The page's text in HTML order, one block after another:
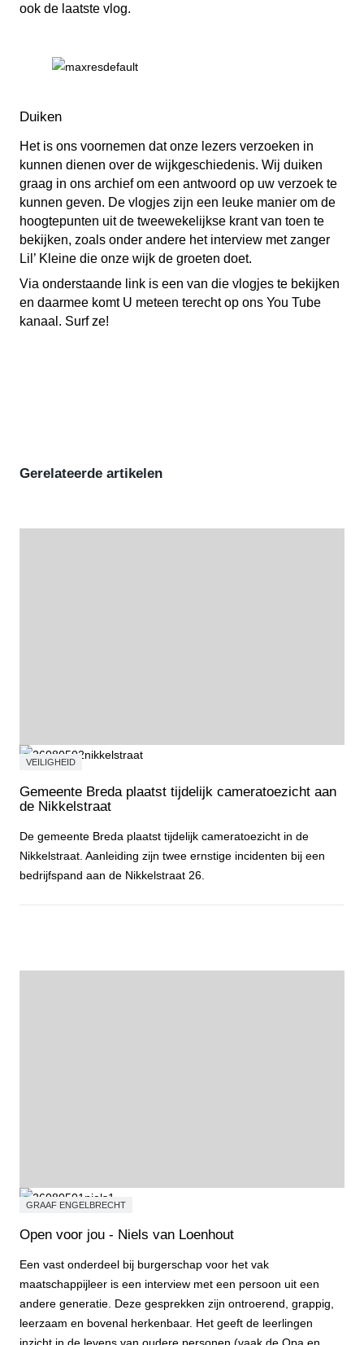
ook de laatste vlog.
Duiken
Het is ons voornemen dat onze lezers verzoeken in
kunnen dienen over de wijkgeschiedenis. Wij duiken
graag in ons archief om een antwoord op uw verzoek te
kunnen geven. De vlogjes zijn een leuke manier om de
hoogtepunten uit de tweewekelijkse krant van toen te
bekijken, zoals onder andere het interview met zanger
Lil’ Kleine die onze wijk de groeten doet.
Via onderstaande link is een van die vlogjes te bekijken
en daarmee komt U meteen terecht op ons You Tube
kanaal. Surf ze!
Gerelateerde artikelen
VEILIGHEID
Gemeente Breda plaatst tijdelijk cameratoezicht aan
de Nikkelstraat
De gemeente Breda plaatst tijdelijk cameratoezicht in de
Nikkelstraat. Aanleiding zijn twee ernstige incidenten bij een
bedrijfspand aan de Nikkelstraat 26.
GRAAF ENGELBRECHT
Open voor jou - Niels van Loenhout
Een vast onderdeel bij burgerschap voor het vak
maatschappijleer is een interview met een persoon uit een
andere generatie. Deze gesprekken zijn ontroerend, grappig,
leerzaam en bovenal herkenbaar. Het geeft de leerlingen
inzicht in de levens van oudere personen (vaak de Opa en